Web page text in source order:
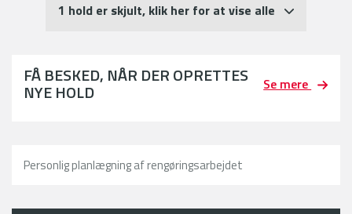
1 hold er skjult, klik her for at vise alle
FÅ BESKED, NÅR DER OPRETTES
NYE HOLD Se mere
Personlig planlægning af rengøringsarbejdet